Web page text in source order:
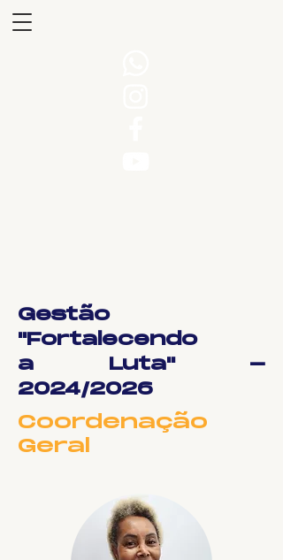
Gestão
"Fortalecendo
a Luta" -
2024/2026
Coordenação
Geral